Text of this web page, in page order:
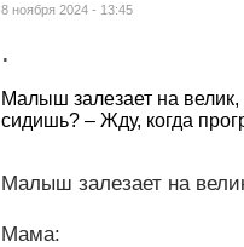
8 ноября 2024 - 13:45
.
Малыш залезает на
сидишь? – Жду, когда
Малыш залезает на
Мама: